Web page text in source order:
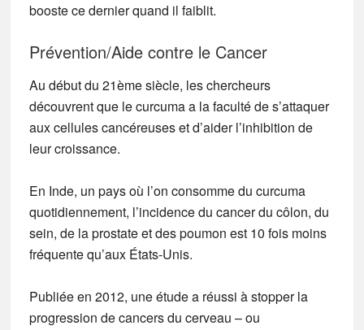
booste ce dernier quand il faiblit.
Prévention/Aide contre le Cancer
Au début du 21ème siècle, les chercheurs
découvrent que le curcuma a la faculté de s’attaquer
aux cellules cancéreuses et d’aider l’inhibition de
leur croissance.
En Inde, un pays où l’on consomme du curcuma
quotidiennement, l’incidence du cancer du côlon, du
sein, de la prostate et des poumon est 10 fois moins
fréquente qu’aux États-Unis.
Publiée en 2012, une étude a réussi à stopper la
progression de cancers du cerveau – ou